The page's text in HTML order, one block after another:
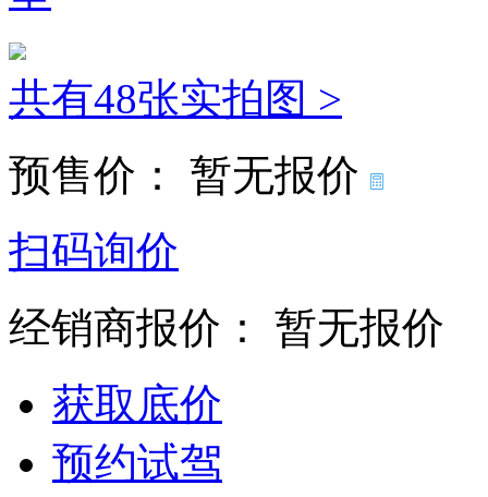
共有48张实拍图 >
预售价：
暂无报价
扫码询价
经销商报价：
暂无报价
获取底价
预约试驾